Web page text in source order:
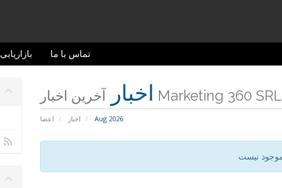
بازاریابی تماس با ما
اخبار آخرین اخبار Marketing 360 SRL
اعضا اخبار Aug 2026
نیست